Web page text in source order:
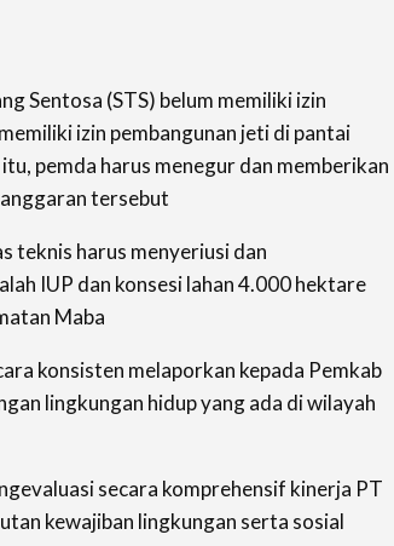
Sentosa (STS) belum memiliki izin
izin pembangunan jeti di pantai
pemda harus menegur dan memberikan
tersebut
teknis harus menyeriusi dan
IUP dan konsesi lahan 4.000 hektare
Maba
konsisten melaporkan kepada Pemkab
lingkungan hidup yang ada di wilayah
secara komprehensif kinerja PT
kewajiban lingkungan serta sosial